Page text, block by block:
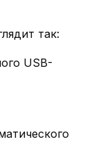
так:
USB-